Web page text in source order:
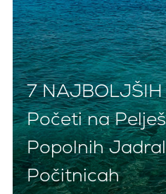
7
Početi na
Popolnih
Počitnicah